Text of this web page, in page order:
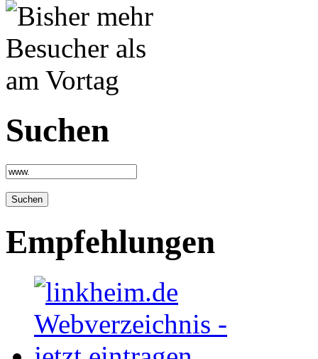
Suchen
Empfehlungen